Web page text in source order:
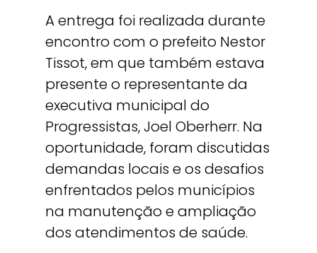
A entrega foi realizada durante
encontro com o prefeito Nestor
Tissot, em que também estava
presente o representante da
executiva municipal do
Progressistas, Joel Oberherr. Na
oportunidade, foram discutidas
demandas locais e os desafios
enfrentados pelos municípios
na manutenção e ampliação
dos atendimentos de saúde.